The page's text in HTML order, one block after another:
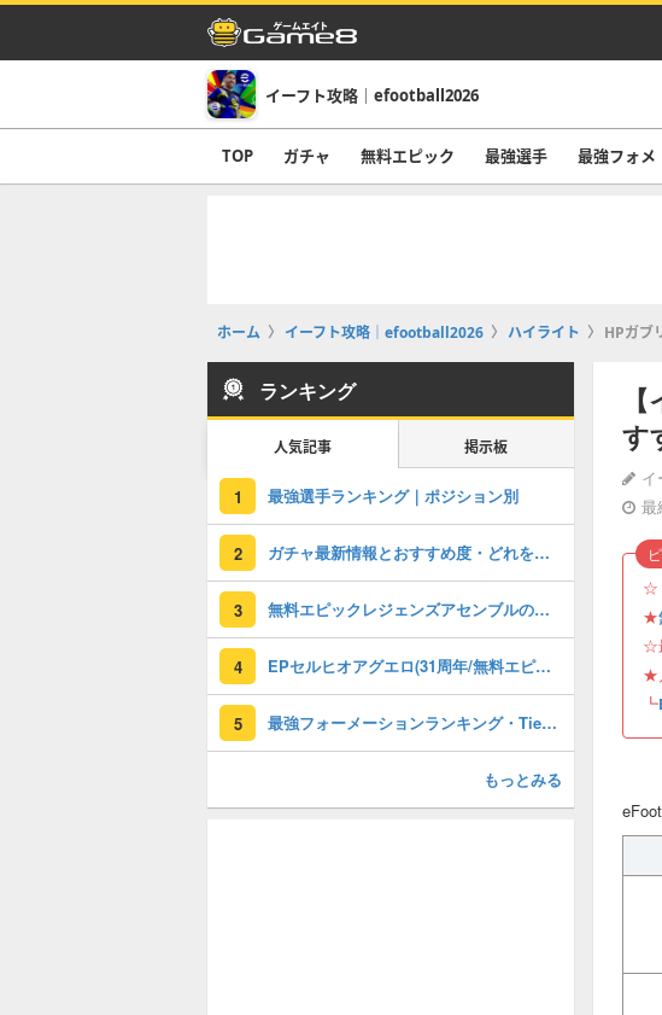
イーフト攻略｜efootball2026
TOP ガチャ 無料エピック 最強選手 最強フォメ
ホーム イーフト攻略｜efootball2026 ハイライト HPガブ
す
イ
最
☆
★
☆
★
┗
ランキング
人気記事 掲示板
1 最強選手ランキング｜ポジション別
2 ガチャ最新情報とおすすめ度・どれを引くべき？
3 無料エピックレジェンズアセンブルのおすすめ選択(当たり)選手ランキングと引き方
4 EPセルヒオアグエロ(31周年/無料エピック)の評価とおすすめ育成・スキル追加
5 最強フォーメーションランキング・Tier表
もっとみる